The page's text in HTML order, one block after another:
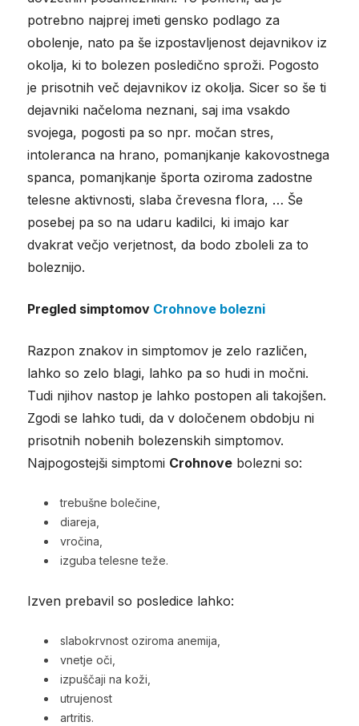
potrebno najprej imeti gensko podlago za
obolenje, nato pa še izpostavljenost dejavnikov iz
okolja, ki to bolezen posledično sproži. Pogosto
je prisotnih več dejavnikov iz okolja. Sicer so še ti
dejavniki načeloma neznani, saj ima vsakdo
svojega, pogosti pa so npr. močan stres,
intoleranca na hrano, pomanjkanje kakovostnega
spanca, pomanjkanje športa oziroma zadostne
telesne aktivnosti, slaba črevesna flora, … Še
posebej pa so na udaru kadilci, ki imajo kar
dvakrat večjo verjetnost, da bodo zboleli za to
boleznijo.
Pregled simptomov Crohnove bolezni
Razpon znakov in simptomov je zelo različen,
lahko so zelo blagi, lahko pa so hudi in močni.
Tudi njihov nastop je lahko postopen ali takojšen.
Zgodi se lahko tudi, da v določenem obdobju ni
prisotnih nobenih bolezenskih simptomov.
Najpogostejši simptomi Crohnove bolezni so:
trebušne bolečine,
diareja,
vročina,
izguba telesne teže.
Izven prebavil so posledice lahko:
slabokrvnost oziroma anemija,
vnetje oči,
izpuščaji na koži,
utrujenost
artritis.